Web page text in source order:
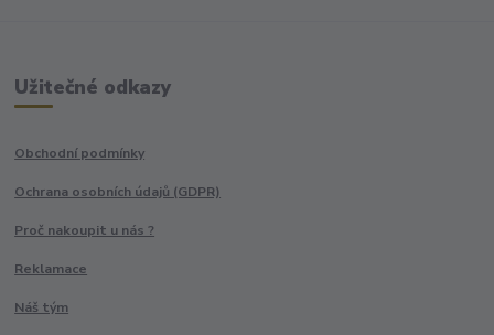
Užitečné odkazy
Obchodní podmínky
Ochrana osobních údajů (GDPR)
Proč nakoupit u nás ?
Reklamace
Náš tým